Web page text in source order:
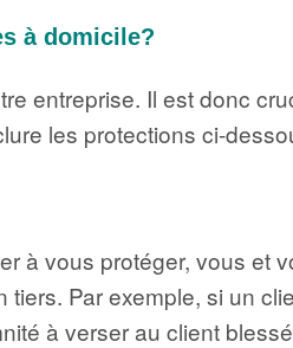
à domicile?
entreprise. Il est donc
les protections ci-
à vous protéger, vous et
Par exemple, si un
à verser au client